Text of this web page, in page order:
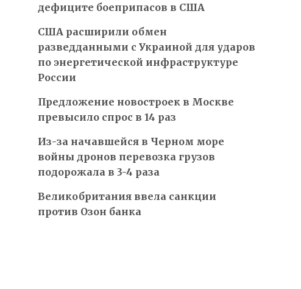
дефиците боеприпасов в США
США расширили обмен
разведданными с Украиной для ударов
по энергетической инфраструктуре
России
Предложение новостроек в Москве
превысило спрос в 14 раз
Из-за начавшейся в Черном море
войны дронов перевозка грузов
подорожала в 3-4 раза
Великобритания ввела санкции
против Озон банка